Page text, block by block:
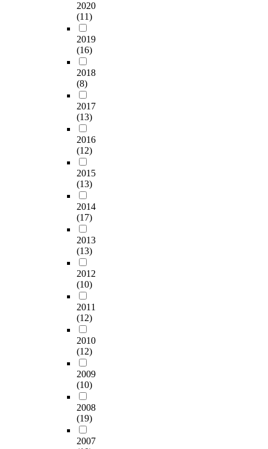
2020
(11)
2019
(16)
2018
(8)
2017
(13)
2016
(12)
2015
(13)
2014
(17)
2013
(13)
2012
(10)
2011
(12)
2010
(12)
2009
(10)
2008
(19)
2007